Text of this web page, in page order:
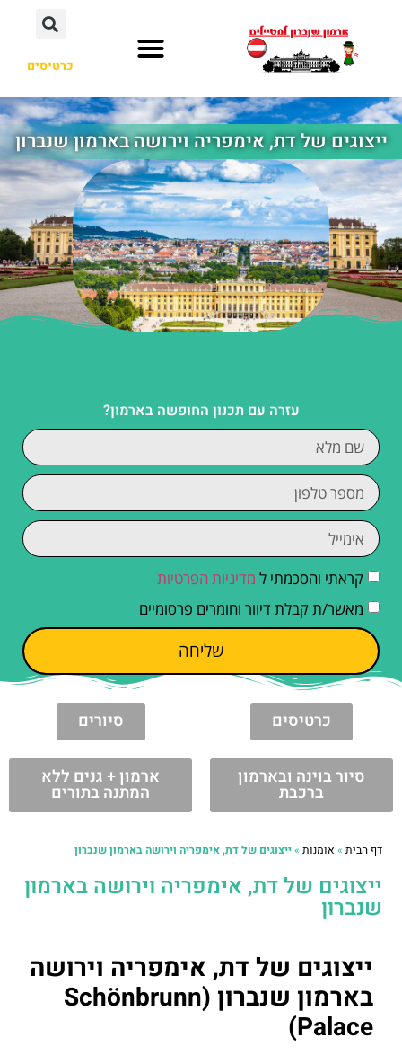
כרטיסים
ייצוגים של דת, אימפריה וירושה בארמון שנברון
עזרה עם תכנון החופשה בארמון?
קראתי והסכמתי ל מדיניות הפרטיות
מאשר/ת קבלת דיוור וחומרים פרסומיים
שליחה
כרטיסים סיורים
סיור בוינה ובארמון
ברכבת
ארמון + גנים ללא
המתנה בתורים
דף הבית » אומנות »ייצוגים של דת, אימפריה וירושה בארמון שנברון
ייצוגים של דת, אימפריה וירושה בארמון
שנברון
ייצוגים של דת, אימפריה וירושה
בארמון שנברון (Schönbrunn
Palace)